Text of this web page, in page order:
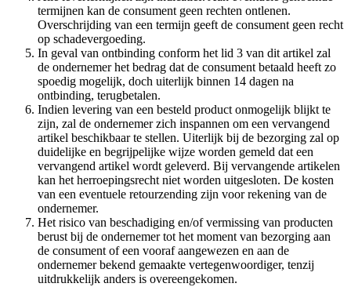
termijnen kan de consument geen rechten ontlenen.
Overschrijding van een termijn geeft de consument geen recht
op schadevergoeding.
In geval van ontbinding conform het lid 3 van dit artikel zal
de ondernemer het bedrag dat de consument betaald heeft zo
spoedig mogelijk, doch uiterlijk binnen 14 dagen na
ontbinding, terugbetalen.
Indien levering van een besteld product onmogelijk blijkt te
zijn, zal de ondernemer zich inspannen om een vervangend
artikel beschikbaar te stellen. Uiterlijk bij de bezorging zal op
duidelijke en begrijpelijke wijze worden gemeld dat een
vervangend artikel wordt geleverd. Bij vervangende artikelen
kan het herroepingsrecht niet worden uitgesloten. De kosten
van een eventuele retourzending zijn voor rekening van de
ondernemer.
Het risico van beschadiging en/of vermissing van producten
berust bij de ondernemer tot het moment van bezorging aan
de consument of een vooraf aangewezen en aan de
ondernemer bekend gemaakte vertegenwoordiger, tenzij
uitdrukkelijk anders is overeengekomen.